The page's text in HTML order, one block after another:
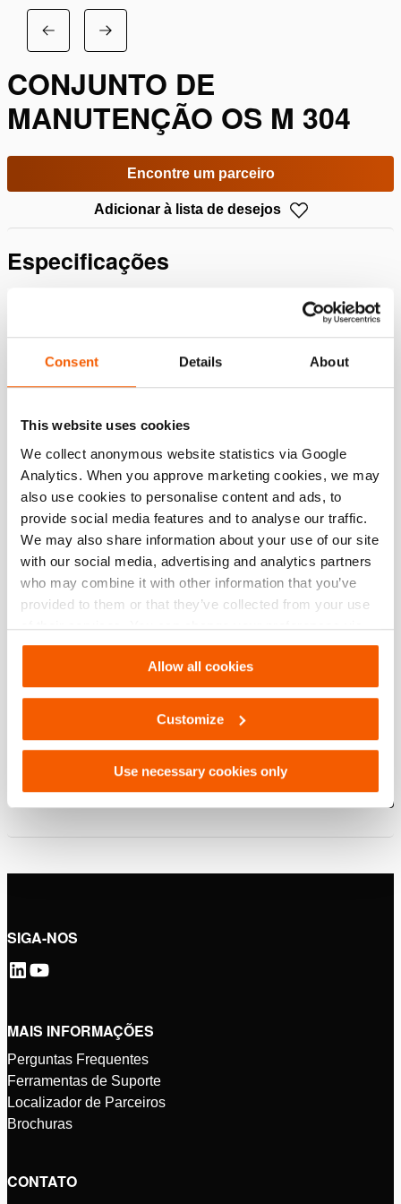
Consent Details About
This website uses cookies
We collect anonymous website statistics via Google
Analytics. When you approve marketing cookies, we may
also use cookies to personalise content and ads, to
provide social media features and to analyse our traffic.
We may also share information about your use of our site
with our social media, advertising and analytics partners
who may combine it with other information that you’ve
provided to them or that they’ve collected from your use
of their services. You can change your preferences via
Settings. See ourcookiestatement.
Allow all cookies
Customize
Use necessary cookies only
CONJUNTO DE
MANUTENÇÃO OS M 304
Encontre um parceiro
Adicionar à lista de desejos
Especificações
modelo OS M 304
Downloads
OS M 304, Folha de especificações, Carta
imperial
PDF134.6 KB
OS M 304, Folha de especificações, A4
Download
SIGA-NOS
MAIS INFORMAÇÕES
Perguntas Frequentes
Ferramentas de Suporte
Localizador de Parceiros
Brochuras
CONTATO